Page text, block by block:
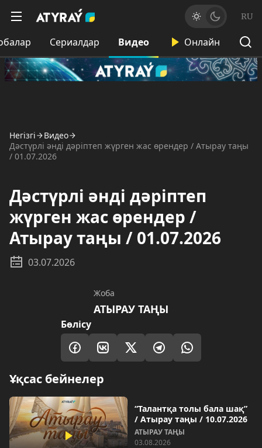
RU
Сериалдар Видео Онлайн
Негізгі
Видео
Дәстүрлі әнді дәріптеп жүрген жас өрендер / Атырау таңы
/ 01.07.2026
Дәстүрлі әнді дәріптеп
жүрген жас өрендер /
Атырау таңы / 01.07.2026
03.07.2026
Жоба
АТЫРАУ ТАҢЫ
Бөлісу
Ұқсас бейнелер
“Талантқа толы бала шақ”
/ Атырау таңы / 10.07.2026
АТЫРАУ ТАҢЫ
03.08.2026